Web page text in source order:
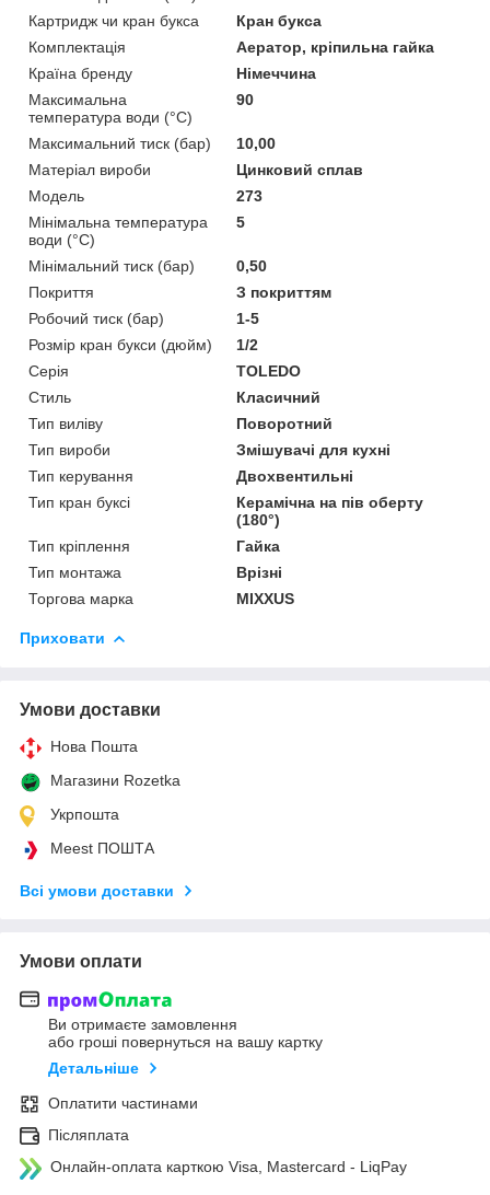
Картридж чи кран букса
Кран букса
Комплектація
Аератор, кріпильна гайка
Країна бренду
Німеччина
Максимальна
температура води (°C)
90
Максимальний тиск (бар)
10,00
Матеріал вироби
Цинковий сплав
Мoдель
273
Мінімальна температура
води (°C)
5
Мінімальний тиск (бар)
0,50
Покриття
З покриттям
Робочий тиск (бар)
1-5
Розмір кран букси (дюйм)
1/2
Серія
TOLEDO
Стиль
Класичний
Тип виліву
Поворотний
Тип вироби
Змішувачі для кухні
Тип керування
Двохвентильні
Тип кран буксі
Керамічна на пів оберту
(180°)
Тип кріплення
Гайка
Тип монтажа
Врізні
Торгова марка
MIXXUS
Приховати
Умови доставки
Нова Пошта
Магазини Rozetka
Укрпошта
Meest ПОШТА
Всі умови доставки
Умови оплати
Ви отримаєте замовлення
або гроші повернуться на вашу картку
Детальніше
Оплатити частинами
Післяплата
Онлайн-оплата карткою Visa, Mastercard - LiqPay